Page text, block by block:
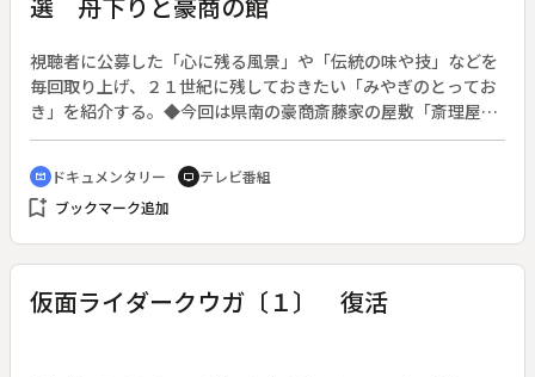
視聴者に公募した「心に残る風景」や「伝統の味や技」などを
毎回取り上げ、２１世紀に残しておきたい「みやぎのとってお
き」を紹介する。◆今回は県南の豪商斎藤家の屋敷「斎理屋
敷」をたずねる。
cinematic_blur ドキュメンタリー tv テレビ番組
bookmark_add ブックマーク追加
仮面ライダークウガ〔１〕 復活